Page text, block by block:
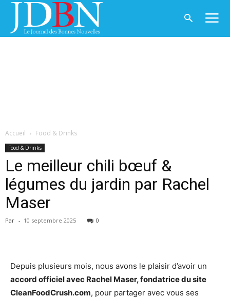
Accueil Food & Drinks
Food & Drinks
Le meilleur chili bœuf &
légumes du jardin par Rachel
Maser
Par - 10 septembre 2025 0
Depuis plusieurs mois, nous avons le plaisir d’avoir un
accord officiel avec Rachel Maser, fondatrice du site
CleanFoodCrush.com, pour partager avec vous ses